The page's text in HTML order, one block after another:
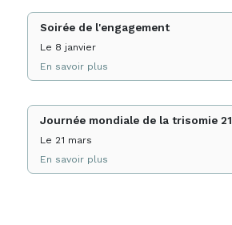
Soirée de l'engagement
Le 8 janvier
En savoir plus
Journée mondiale de la trisomie 21
Le 21 mars
En savoir plus